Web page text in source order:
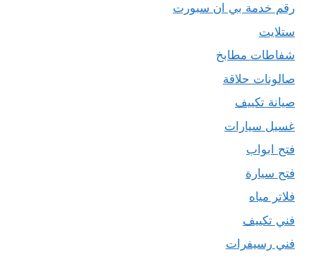
رقم خدمة بي ان سبورت
ستلايت
شفاطات مطابخ
صالونات حلاقة
صيانة تكييف
غسيل سيارات
فتح ابواب
فتح سيارة
فلاتر مياه
فني تكييف
فني رسيفرات